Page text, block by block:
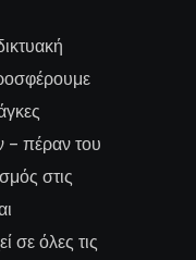
– πέραν του
στις
σε όλες τις